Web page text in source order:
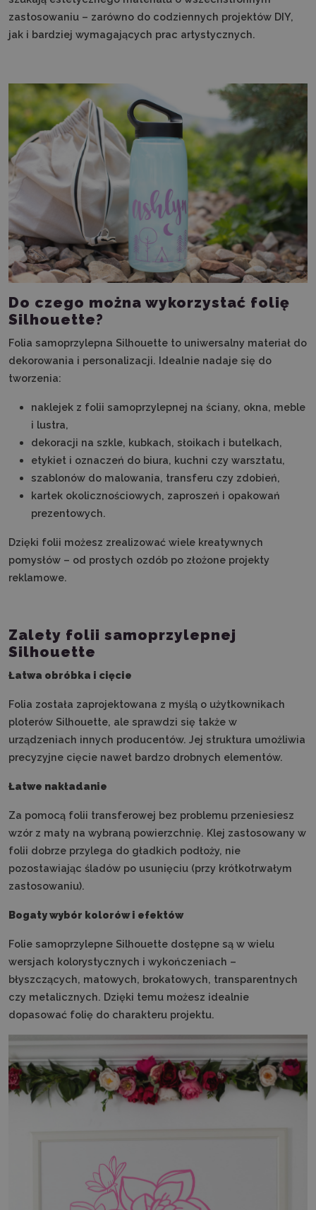
zastosowaniu – zarówno do codziennych projektów DIY,
jak i bardziej wymagających prac artystycznych.
Do czego można wykorzystać folię
Silhouette?
Folia samoprzylepna Silhouette to uniwersalny materiał do
dekorowania i personalizacji. Idealnie nadaje się do
tworzenia:
naklejek z folii samoprzylepnej na ściany, okna, meble
i lustra,
dekoracji na szkle, kubkach, słoikach i butelkach,
etykiet i oznaczeń do biura, kuchni czy warsztatu,
szablonów do malowania, transferu czy zdobień,
kartek okolicznościowych, zaproszeń i opakowań
prezentowych.
Dzięki folii możesz zrealizować wiele kreatywnych
pomysłów – od prostych ozdób po złożone projekty
reklamowe.
Zalety folii samoprzylepnej
Silhouette
Łatwa obróbka i cięcie
Folia została zaprojektowana z myślą o użytkownikach
ploterów Silhouette, ale sprawdzi się także w
urządzeniach innych producentów. Jej struktura umożliwia
precyzyjne cięcie nawet bardzo drobnych elementów.
Łatwe nakładanie
Za pomocą folii transferowej bez problemu przeniesiesz
wzór z maty na wybraną powierzchnię. Klej zastosowany w
folii dobrze przylega do gładkich podłoży, nie
pozostawiając śladów po usunięciu (przy krótkotrwałym
zastosowaniu).
Bogaty wybór kolorów i efektów
Folie samoprzylepne Silhouette dostępne są w wielu
wersjach kolorystycznych i wykończeniach –
błyszczących, matowych, brokatowych, transparentnych
czy metalicznych. Dzięki temu możesz idealnie
dopasować folię do charakteru projektu.